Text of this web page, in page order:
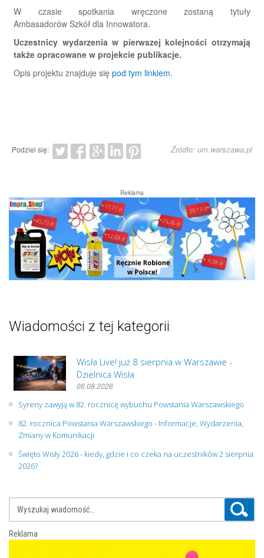
W czasie spotkania wręczone zostaną tytuły
Ambasadorów Szkół dla Innowatora.
Uczestnicy wydarzenia w pierwszej kolejności otrzymają
także opracowane w projekcie publikacje.
Opis projektu znajduje się pod tym linkiem.
Podziel się: Źródło: um.warszawa.pl
Reklama
Wiadomości z tej kategorii
Wisła Live! już 8 sierpnia w Warszawie -
Dzielnica Wisła
06.08.2026
Syreny zawyją w 82. rocznicę wybuchu Powstania Warszawskiego
82. rocznica Powstania Warszawskiego - Informacje, Wydarzenia,
Zmiany w Komunikacji
Święto Wisły 2026 - kiedy, gdzie i co czeka na uczestników 2 sierpnia
2026?
Reklama